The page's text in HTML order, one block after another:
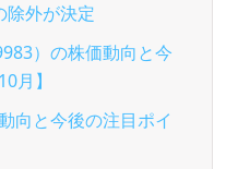
除外が決定
）の株価動向と今
月】
向と今後の注目ポイ